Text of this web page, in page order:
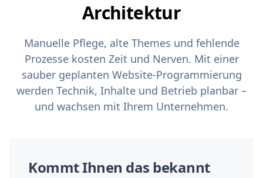
Architektur
Manuelle Pflege, alte Themes und fehlende
Prozesse kosten Zeit und Nerven. Mit einer
sauber geplanten Website-Programmierung
werden Technik, Inhalte und Betrieb planbar –
und wachsen mit Ihrem Unternehmen.
Kommt Ihnen das bekannt